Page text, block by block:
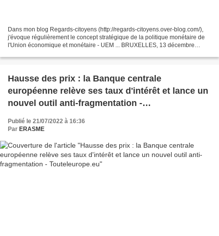
Dans mon blog Regards-citoyens (http://regards-citoyens.over-blog.com/),
j'évoque régulièrement le concept stratégique de la politique monétaire de
l'Union économique et monétaire - UEM ... BRUXELLES, 13 décembre
Hausse des prix : la Banque centrale
européenne relève ses taux d'intérêt et lance un
nouvel outil anti-fragmentation -
Publié le 21/07/2022 à 16:36
Par ERASME